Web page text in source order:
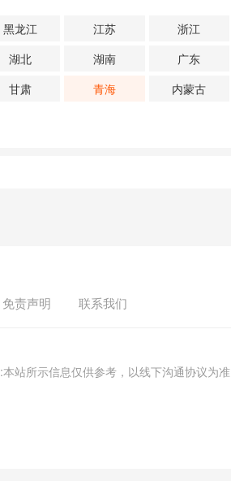
黑龙江 江苏
浙江
湖北 湖南
广东
甘肃 青海
内蒙古
免责声明 联系我们
站所示信息仅供参考，以线下沟通协议为准